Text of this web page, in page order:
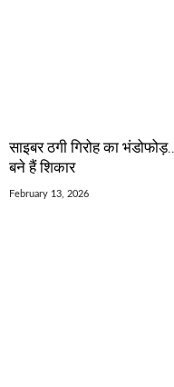
साइबर ठगी गिरोह का
बने हैं शिकार
February 13, 2026